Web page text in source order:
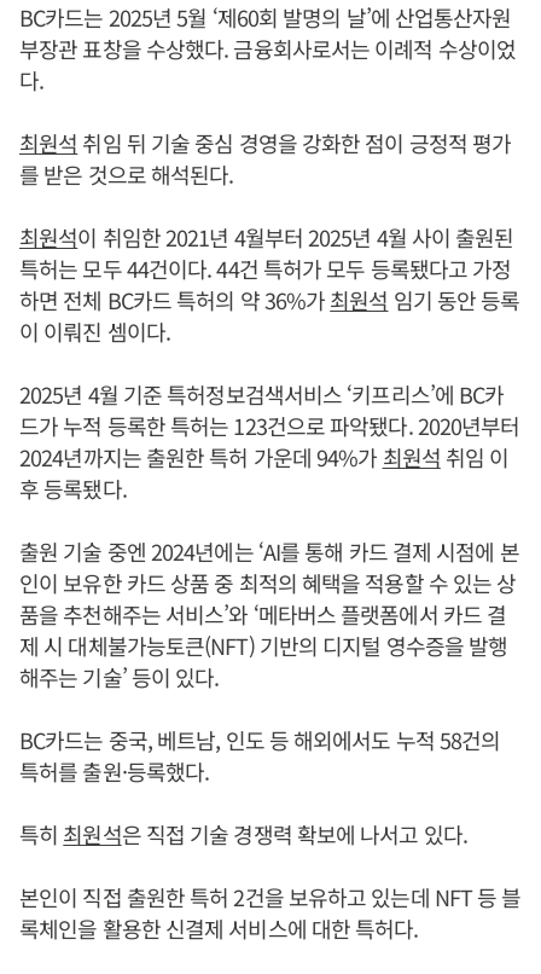
BC카드는 2025년 5월 ‘제60회 발명의 날’에 산업통산자원
부장관 표창을 수상했다. 금융회사로서는 이례적 수상이었
다.
최원석 취임 뒤 기술 중심 경영을 강화한 점이 긍정적 평가
를 받은 것으로 해석된다.
최원석이 취임한 2021년 4월부터 2025년 4월 사이 출원된
특허는 모두 44건이다. 44건 특허가 모두 등록됐다고 가정
하면 전체 BC카드 특허의 약 36%가최원석 임기 동안 등록
이 이뤄진 셈이다.
2025년 4월 기준 특허정보검색서비스 ‘키프리스’에 BC카
드가 누적 등록한 특허는 123건으로 파악됐다. 2020년부터
2024년까지는 출원한 특허 가운데 94%가 최원석 취임 이
후 등록됐다.
출원 기술 중엔 2024년에는 ‘AI를 통해 카드 결제 시점에 본
인이 보유한 카드 상품 중 최적의 혜택을 적용할 수 있는 상
품을 추천해주는 서비스’와 ‘메타버스 플랫폼에서 카드 결
제 시 대체불가능토큰(NFT) 기반의 디지털 영수증을 발행
해주는 기술’ 등이 있다.
BC카드는 중국, 베트남, 인도 등 해외에서도 누적 58건의
특허를 출원·등록했다.
특히 최원석은 직접 기술 경쟁력 확보에 나서고 있다.
본인이 직접 출원한 특허 2건을 보유하고 있는데 NFT 등 블
록체인을 활용한 신결제 서비스에 대한 특허다.